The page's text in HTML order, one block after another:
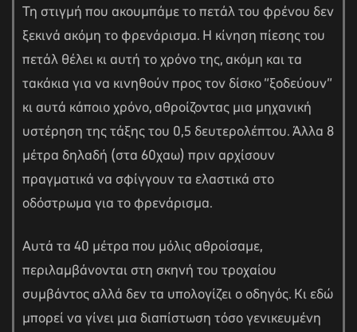
Τη στιγμή που ακουμπάμε το πετάλ του φρένου δεν
ξεκινά ακόμη το φρενάρισμα. Η κίνηση πίεσης του
πετάλ θέλει κι αυτή το χρόνο της, ακόμη και τα
τακάκια για να κινηθούν προς τον δίσκο “ξοδεύουν”
κι αυτά κάποιο χρόνο, αθροίζοντας μια μηχανική
υστέρηση της τάξης του 0,5 δευτερολέπτου. Άλλα 8
μέτρα δηλαδή (στα 60χαω) πριν αρχίσουν
πραγματικά να σφίγγουν τα ελαστικά στο
οδόστρωμα για το φρενάρισμα.
Αυτά τα 40 μέτρα που μόλις αθροίσαμε,
περιλαμβάνονται στη σκηνή του τροχαίου
συμβάντος αλλά δεν τα υπολογίζει ο οδηγός. Κι εδώ
μπορεί να γίνει μια διαπίστωση τόσο γενικευμένη